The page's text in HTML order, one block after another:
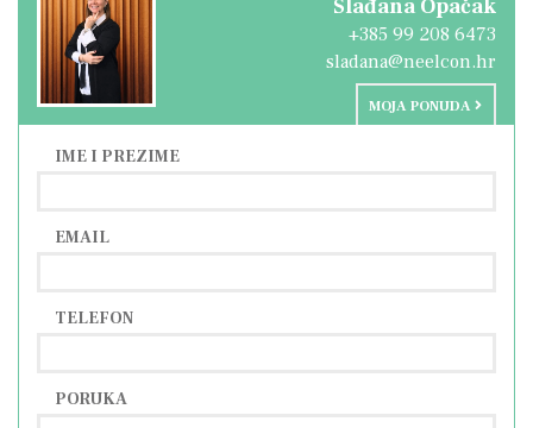
Slađana Opačak
+385 99 208 6473
sladana@neelcon.hr
MOJA PONUDA
IME I PREZIME
EMAIL
TELEFON
PORUKA